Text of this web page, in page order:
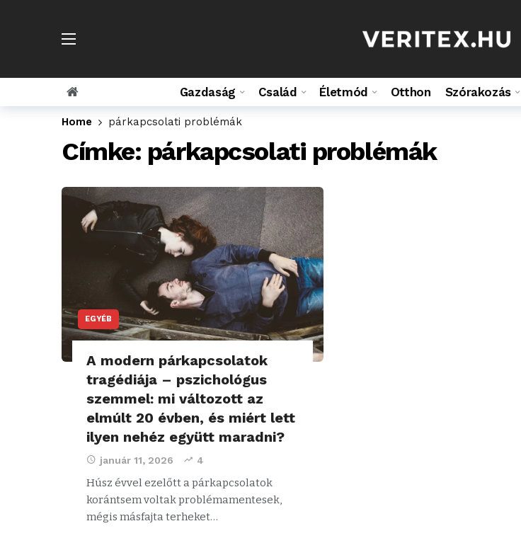
Gazdaság Család Életmód Otthon Szórakozás
Home párkapcsolati problémák
Címke: párkapcsolati problémák
EGYÉB
A modern párkapcsolatok
tragédiája – pszichológus
szemmel: mi változott az
elmúlt 20 évben, és miért lett
ilyen nehéz együtt maradni?
január 11, 2026 4
Húsz évvel ezelőtt a párkapcsolatok
korántsem voltak problémamentesek,
mégis másfajta terheket…